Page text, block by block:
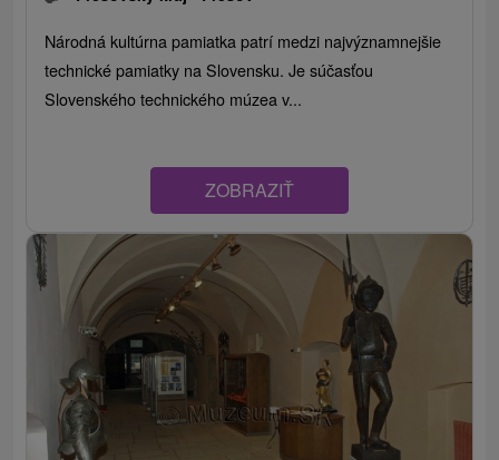
Národná kultúrna pamiatka patrí medzi najvýznamnejšie
technické pamiatky na Slovensku. Je súčasťou
Slovenského technického múzea v...
ZOBRAZIŤ